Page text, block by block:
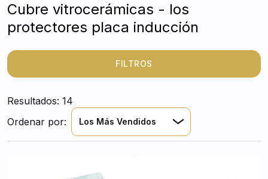
Cubre vitrocerámicas - los
protectores placa inducción
FILTROS
Resultados: 14
Ordenar por:
Los Más Vendidos